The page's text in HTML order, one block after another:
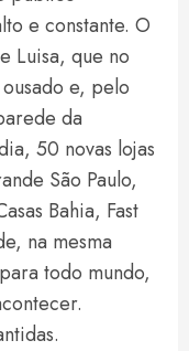
e constante. O
Luisa, que no
e, pelo
da
50 novas lojas
São Paulo,
Bahia, Fast
na mesma
todo mundo,